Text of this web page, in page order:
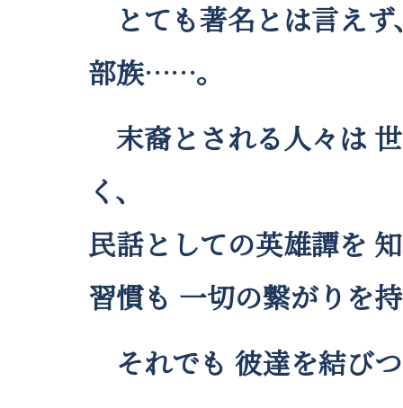
とても著名とは言え
部族……。
末裔とされる人々は
く、
民話としての英雄譚を
習慣も 一切の繋がりを
それでも 彼達を結び